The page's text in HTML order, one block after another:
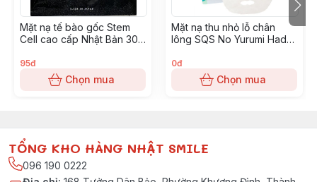
Mặt nạ tế bào gốc Stem
Cell cao cấp Nhật Bản 30
95đ
Chọn mua
Mặt nạ thu nhỏ lỗ chân
lông SQS No Yurumi Hada-
0đ
Chọn mua
TỔNG KHO HÀNG NHẬT SMILE
096 190 0222